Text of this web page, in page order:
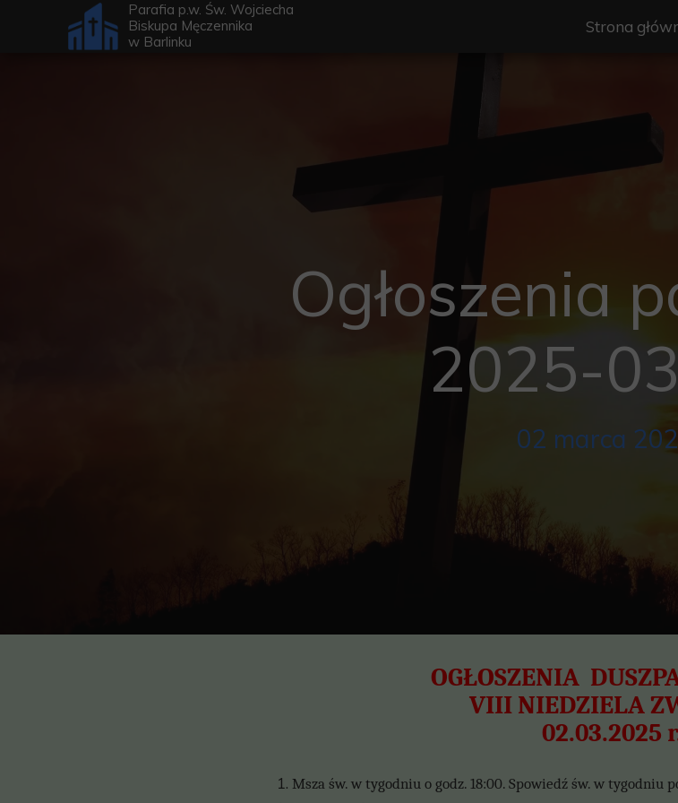
Parafia p.w. Św. Wojciecha
Biskupa Męczennika
w Barlinku
Strona
Ogłoszenia
2025-
02 marca
OGŁOSZENIA
VIII NIEDZIELA
02.03.2025
Msza św. w tygodniu o godz. 18:00. Spowiedź św. w tygodniu